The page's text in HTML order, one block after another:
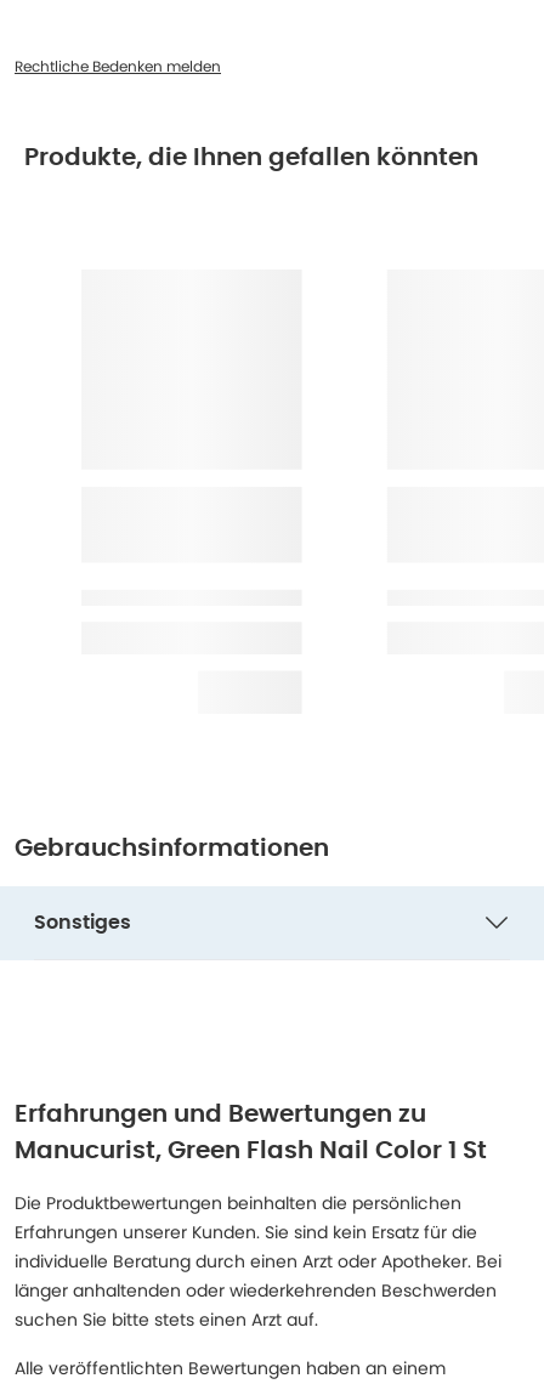
Rechtliche Bedenken melden
Produkte, die Ihnen gefallen könnten
Gebrauchsinformationen
Sonstiges
Erfahrungen und Bewertungen zu
Manucurist, Green Flash Nail Color 1 St
Die Produktbewertungen beinhalten die persönlichen
Erfahrungen unserer Kunden. Sie sind kein Ersatz für die
individuelle Beratung durch einen Arzt oder Apotheker. Bei
länger anhaltenden oder wiederkehrenden Beschwerden
suchen Sie bitte stets einen Arzt auf.
Alle veröffentlichten Bewertungen haben an einem